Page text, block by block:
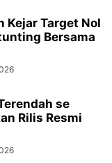
Kejar Target Nol
Bersama
se
Rilis Resmi